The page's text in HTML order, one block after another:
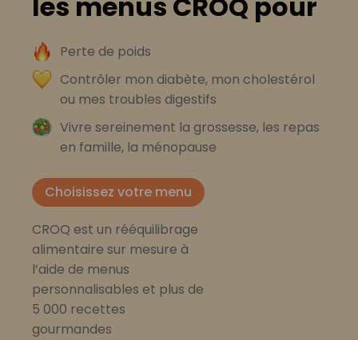
Perte de poids
Contrôler mon diabète, mon cholestérol
ou mes troubles digestifs
Vivre sereinement la grossesse, les repas
en famille, la ménopause
Choisissez votre menu
CROQ est un rééquilibrage
alimentaire sur mesure à
l’aide de menus
personnalisables et plus de
5 000 recettes
gourmandes